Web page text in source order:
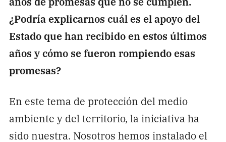
¿Podría explicarnos cuál es el apoyo del
Estado que han recibido en estos últimos
años y cómo se fueron rompiendo esas
promesas?
En este tema de protección del medio
ambiente y del territorio, la iniciativa ha
sido nuestra. Nosotros hemos instalado el